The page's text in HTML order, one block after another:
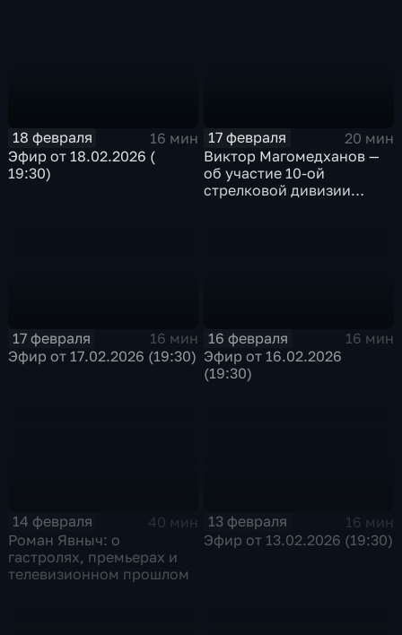
18 февраля
16 мин
Эфир от 18.02.2026 (
19:30)
17 февраля
20 мин
Виктор Магомедханов —
об участие 10-ой
стрелковой дивизии
17 февраля
16 мин
Эфир от 17.02.2026 (19:30)
16 февраля
16 мин
Эфир от 16.02.2026
(19:30)
14 февраля
40 мин
Роман Явныч: о
гастролях, премьерах и
телевизионном прошлом
13 февраля
16 мин
Эфир от 13.02.2026 (19:30)